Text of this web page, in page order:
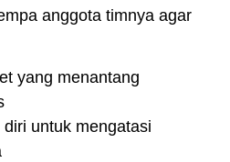
anggota timnya agar
yang menantang
untuk mengatasi